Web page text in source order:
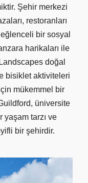
Şehir merkezi
restoranları
bir sosyal
harikaları ile
doğal
bisiklet aktiviteleri
mükemmel bir
üniversite
tarzı ve
bir şehirdir.